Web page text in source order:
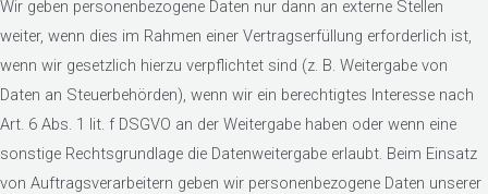
Wir geben personenbezogene Daten nur dann an externe Stellen
weiter, wenn dies im Rahmen einer Vertragserfüllung erforderlich ist,
wenn wir gesetzlich hierzu verpflichtet sind (z. B. Weitergabe von
Daten an Steuerbehörden), wenn wir ein berechtigtes Interesse nach
Art. 6 Abs. 1 lit. f DSGVO an der Weitergabe haben oder wenn eine
sonstige Rechtsgrundlage die Datenweitergabe erlaubt. Beim Einsatz
von Auftragsverarbeitern geben wir personenbezogene Daten unserer